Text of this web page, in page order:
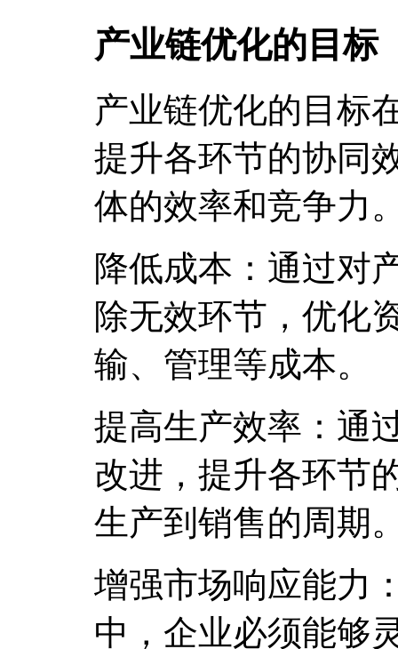
产业链优化的目标
产业链优化的目标
提升各环节的协同
体的效率和竞争力
降低成本：通过对
除无效环节，优化
输、管理等成本。
提高生产效率：通
改进，提升各环节
生产到销售的周期
增强市场响应能力
中，企业必须能够